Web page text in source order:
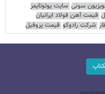
سونی سایت یوتوتایمز
قیمت آهن فولاد ایرانیان
شرکت رادوکو قیمت پروفیل